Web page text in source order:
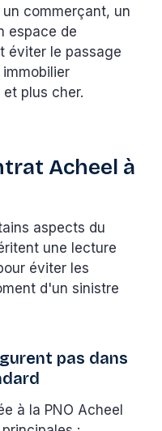
commerçant, un
espace de
éviter le passage
plus cher.
Acheel à
aspects du
une lecture
éviter les
d'un sinistre
pas dans
à la PNO Acheel